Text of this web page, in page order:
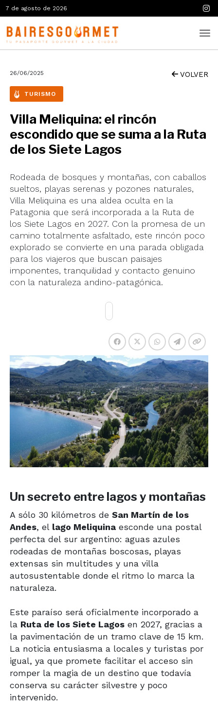
7 de agosto de 2026
26/06/2025 VOLVER
TURISMO
Villa Meliquina: el rincón
escondido que se suma a la Ruta
de los Siete Lagos
Rodeada de bosques y montañas, con caballos
sueltos, playas serenas y pozones naturales,
Villa Meliquina es una aldea oculta en la
Patagonia que será incorporada a la Ruta de
los Siete Lagos en 2027. Con la promesa de un
camino totalmente asfaltado, este rincón poco
explorado se convierte en una parada obligada
para los viajeros que buscan paisajes
imponentes, tranquilidad y contacto genuino
con la naturaleza andino-patagónica.
Un secreto entre lagos y montañas
A sólo 30 kilómetros de San Martín de los
Andes, el lago Meliquina esconde una postal
perfecta del sur argentino: aguas azules
rodeadas de montañas boscosas, playas
extensas sin multitudes y una villa
autosustentable donde el ritmo lo marca la
naturaleza.
Este paraíso será oficialmente incorporado a
la Ruta de los Siete Lagos en 2027, gracias a
la pavimentación de un tramo clave de 15 km.
La noticia entusiasma a locales y turistas por
igual, ya que promete facilitar el acceso sin
romper la magia de un destino que todavía
conserva su carácter silvestre y poco
intervenido.